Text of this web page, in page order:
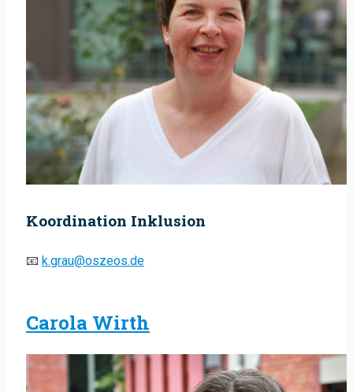
Koordination Inklusion
📧 k.grau@oszeos.de
Carola Wirth